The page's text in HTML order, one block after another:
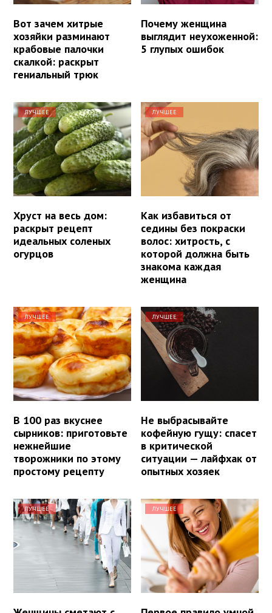
Вот зачем хитрые
хозяйки разминают
крабовые палочки
скалкой: раскрыт
гениальный трюк
Почему женщина
выглядит неухоженной:
5 глупых ошибок
ЛУЧШЕЕ
Хруст на весь дом:
раскрыт рецепт
идеальных соленых
огурцов
ЛУЧШЕЕ
Как избавиться от
седины без покраски
волос: хитрость, с
которой должна быть
знакома каждая
женщина
ЛУЧШЕЕ
В 100 раз вкуснее
сырников: приготовьте
нежнейшие
творожники по этому
простому рецепту
ЛУЧШЕЕ
Не выбрасывайте
кофейную гущу: спасет
в критической
ситуации — лайфхак от
опытных хозяек
ЛУЧШЕЕ ЛУЧШЕЕ